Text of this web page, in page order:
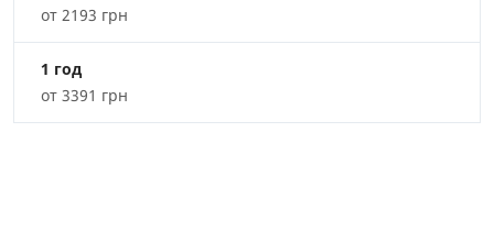
от 2193 грн
1 год
от 3391 грн